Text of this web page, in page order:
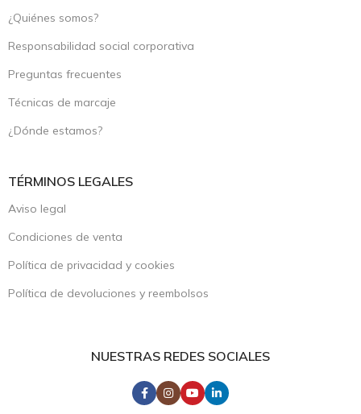
¿Quiénes somos?
Responsabilidad social corporativa
Preguntas frecuentes
Técnicas de marcaje
¿Dónde estamos?
TÉRMINOS LEGALES
Aviso legal
Condiciones de venta
Política de privacidad y cookies
Política de devoluciones y reembolsos
NUESTRAS REDES SOCIALES